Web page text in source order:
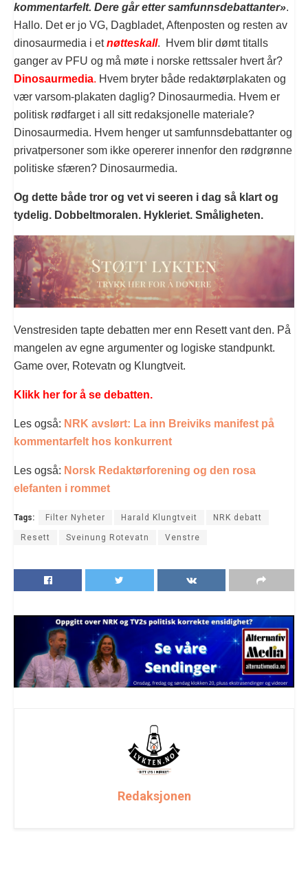
kommentarfelt. Dere går etter samfunnsdebattanter».
Hallo. Det er jo VG, Dagbladet, Aftenposten og resten av
dinosaurmedia i etnøtteskall. Hvem blir dømt titalls
ganger av PFU og må møte i norske rettssaler hvert år?
Dinosaurmedia. Hvem bryter både redaktørplakaten og
vær varsom-plakaten daglig? Dinosaurmedia. Hvem er
politisk rødfarget i all sitt redaksjonelle materiale?
Dinosaurmedia. Hvem henger ut samfunnsdebattanter og
privatpersoner som ikke opererer innenfor den rødgrønne
politiske sfæren? Dinosaurmedia.
Og dette både tror og vet vi seeren i dag så klart og
tydelig. Dobbeltmoralen. Hykleriet. Småligheten.
Venstresiden tapte debatten mer enn Resett vant den. På
mangelen av egne argumenter og logiske standpunkt.
Game over, Rotevatn og Klungtveit.
Klikk her for å se debatten.
Les også: NRK avslørt: La inn Breiviks manifest på
kommentarfelt hos konkurrent
Les også: Norsk Redaktørforening og den rosa
elefanten i rommet
Tags: Filter Nyheter Harald Klungtveit NRK debatt
Resett Sveinung Rotevatn Venstre
Redaksjonen